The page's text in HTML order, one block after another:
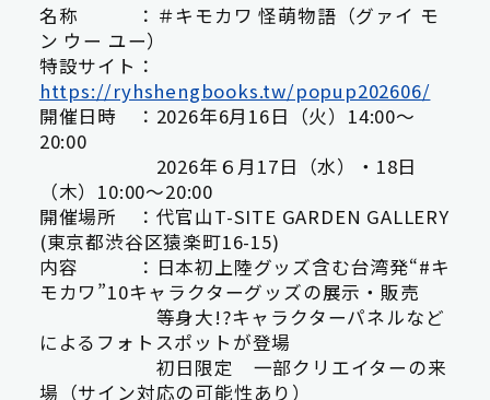
名称 ：＃キモカワ 怪萌物語（グァイ モ
ン ウー ユー）
特設サイト：
https://ryhshengbooks.tw/popup202606/
開催日時 ：2026年6月16日（火）14:00～
20:00
2026年６月17日（水）・18日
（木）10:00～20:00
開催場所 ：代官山T-SITE GARDEN GALLERY
(東京都渋谷区猿楽町16-15)
内容 ：日本初上陸グッズ含む台湾発“#キ
モカワ”10キャラクターグッズの展示・販売
等身大!?キャラクターパネルなど
によるフォトスポットが登場
初日限定 一部クリエイターの来
場（サイン対応の可能性あり）